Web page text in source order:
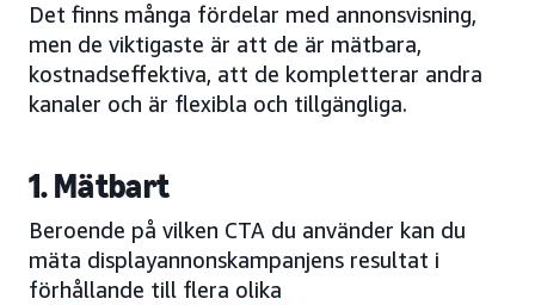
Det finns många fördelar med annonsvisning,
men de viktigaste är att de är mätbara,
kostnadseffektiva, att de kompletterar andra
kanaler och är flexibla och tillgängliga.
1. Mätbart
Beroende på vilken CTA du använder kan du
mäta displayannonskampanjens resultat i
förhållande till flera olika